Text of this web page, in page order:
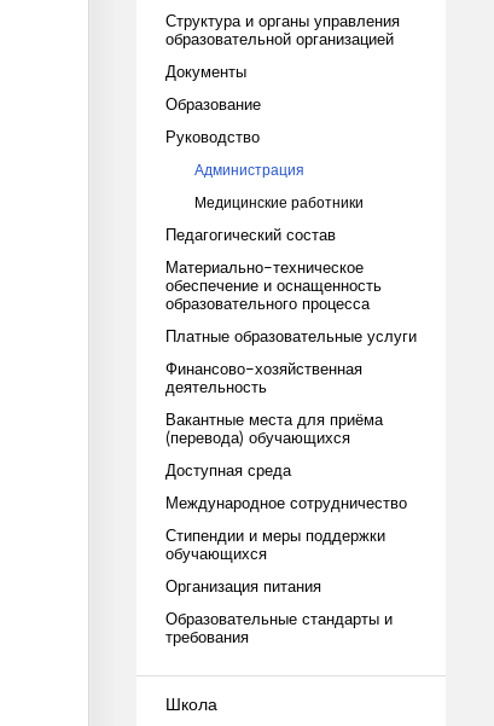
Структура и органы управления
образовательной организацией
Документы
Образование
Руководство
Администрация
Медицинские работники
Педагогический состав
Материально-техническое
обеспечение и оснащенность
образовательного процесса
Платные образовательные услуги
Финансово-хозяйственная
деятельность
Вакантные места для приёма
(перевода) обучающихся
Доступная среда
Международное сотрудничество
Стипендии и меры поддержки
обучающихся
Организация питания
Образовательные стандарты и
требования
Школа